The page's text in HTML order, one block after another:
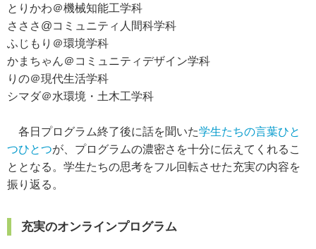
とりかわ＠機械知能工学科
さささ@コミュニティ人間科学科
ふじもり＠環境学科
かまちゃん＠コミュニティデザイン学科
りの＠現代生活学科
シマダ＠水環境・土木工学科
各日プログラム終了後に話を聞いた学生たちの言葉ひと
つひとつが、プログラムの濃密さを十分に伝えてくれるこ
ととなる。学生たちの思考をフル回転させた充実の内容を
振り返る。
充実のオンラインプログラム